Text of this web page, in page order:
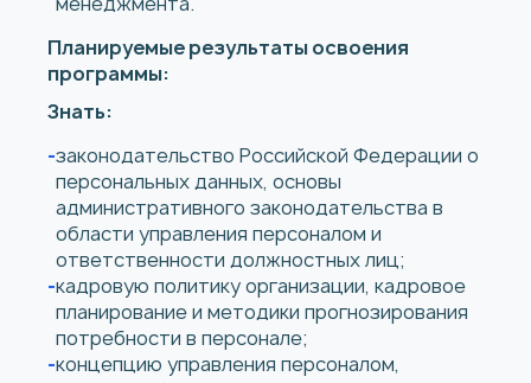
Планируемые результаты освоения
программы:
Знать:
законодательство Российской Федерации о
персональных данных, основы
административного законодательства в
области управления персоналом и
ответственности должностных лиц;
кадровую политику организации, кадровое
планирование и методики прогнозирования
потребности в персонале;
концепцию управления персоналом,